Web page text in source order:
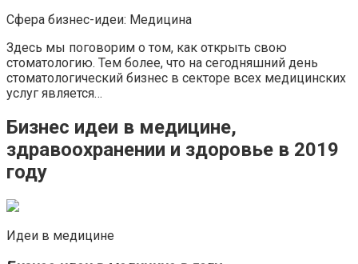
Сфера бизнес-идеи: Медицина
Здесь мы поговорим о том, как открыть свою
стоматологию. Тем более, что на сегодняшний день
стоматологический бизнес в секторе всех медицинских
услуг является…
Бизнес идеи в медицине,
здравоохранении и здоровье в 2019
году
Идеи в медицине